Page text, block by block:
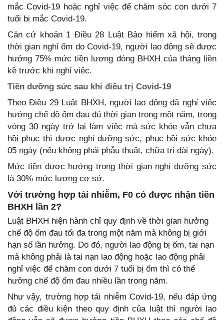
mắc Covid-19 hoặc nghỉ việc để chăm sóc con dưới 7
tuổi bị mắc Covid-19.
Căn cứ khoản 1 Điều 28 Luật Bảo hiểm xã hội, trong
thời gian nghỉ ốm do Covid-19, người lao động sẽ được
hưởng 75% mức tiền lương đóng BHXH của tháng liền
kề trước khi nghỉ việc.
Tiền dưỡng sức sau khi điều trị Covid-19
Theo Điều 29 Luật BHXH, người lao động đã nghỉ việc
hưởng chế độ ốm đau đủ thời gian trong một năm, trong
vòng 30 ngày trở lại làm việc mà sức khỏe vẫn chưa
hồi phục thì được nghỉ dưỡng sức, phục hồi sức khỏe
05 ngày (nếu không phải phẫu thuật, chữa trị dài ngày).
Mức tiền được hưởng trong thời gian nghỉ dưỡng sức
là 30% mức lương cơ sở.
Với trường hợp tái nhiễm, F0 có được nhận tiền
BHXH lần 2?
Luật BHXH hiện hành chỉ quy định về thời gian hưởng
chế độ ốm đau tối đa trong một năm mà không bị giới
hạn số lần hưởng. Do đó, người lao động bị ốm, tai nạn
mà không phải là tai nạn lao động hoặc lao động phải
nghỉ việc để chăm con dưới 7 tuổi bị ốm thì có thể
hưởng chế độ ốm đau nhiều lần trong năm.
Như vậy, trường hợp tái nhiễm Covid-19, nếu đáp ứng
đủ các điều kiện theo quy định của luật thì người lao